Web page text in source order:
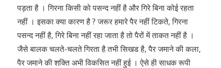
पड़ता है । गिरना किसी को पसन्द नहीं है और गिरे बिना कोई रहता
नहीं । इसका क्या कारण है ? जरूर हमारे पैर नहीं टिकते, गिरना
पसन्द नहीं है, गिरे बिना नहीं रहा जाता है तो पैरों में ताकत नहीं है ।
जैसे बालक चलते-चलते गिरता है तभी सिखड है, पैर जमाने की कला,
पैर जमाने की शक्ति अभी विकसित नहीं हुई । ऐसे ही साधक रूपी